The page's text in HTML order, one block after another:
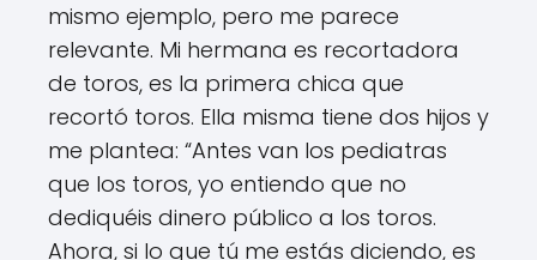
mismo ejemplo, pero me parece
relevante. Mi hermana es recortadora
de toros, es la primera chica que
recortó toros. Ella misma tiene dos hijos y
me plantea: “Antes van los pediatras
que los toros, yo entiendo que no
dediquéis dinero público a los toros.
Ahora, si lo que tú me estás diciendo, es